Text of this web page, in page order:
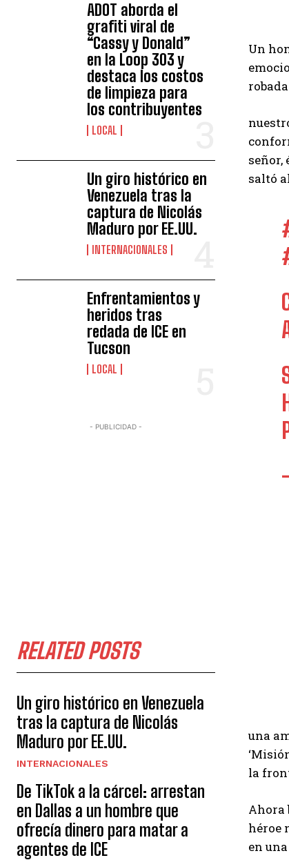
ADOT aborda el
grafiti viral de
“Cassy y Donald”
en la Loop 303 y
destaca los costos
de limpieza para
los contribuyentes
LOCAL
Un giro histórico en
Venezuela tras la
captura de Nicolás
Maduro por EE.UU.
INTERNACIONALES
Enfrentamientos y
heridos tras
redada de ICE en
Tucson
LOCAL
- PUBLICIDAD -
RELATED POSTS
Un giro histórico en Venezuela
tras la captura de Nicolás
Maduro por EE.UU.
INTERNACIONALES
De TikTok a la cárcel: arrestan
en Dallas a un hombre que
ofrecía dinero para matar a
agentes de ICE
Un
señor,
saltó
una
la
Ahora
héroe
en